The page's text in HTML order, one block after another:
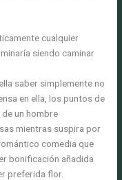
cualquier
siendo caminar
saber simplemente no
en ella, los puntos de
un hombre
mientras suspira por
comedia que
bonificación añadida
preferida flor.